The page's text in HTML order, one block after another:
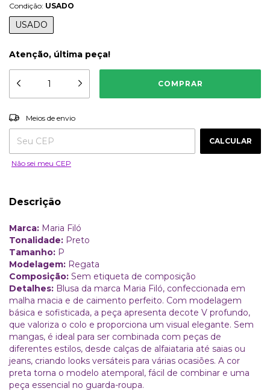
Condição: USADO
USADO
Atenção, última peça!
Entregas para o CEP:
Meios de envio
CALCULAR
Não sei meu CEP
Descrição
Marca: Maria Filó
Tonalidade: Preto
Tamanho: P
Modelagem: Regata
Composição: Sem etiqueta de composição
Detalhes: Blusa da marca Maria Filó, confeccionada em
malha macia e de caimento perfeito. Com modelagem
básica e sofisticada, a peça apresenta decote V profundo,
que valoriza o colo e proporciona um visual elegante. Sem
mangas, é ideal para ser combinada com peças de
diferentes estilos, desde calças de alfaiataria até saias ou
jeans, criando looks versáteis para várias ocasiões. A cor
preta torna o modelo atemporal, fácil de combinar e uma
peça essencial no guarda-roupa.